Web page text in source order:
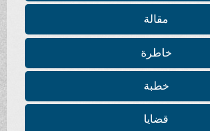
مقالة
خاطرة
خطبة
قضايا